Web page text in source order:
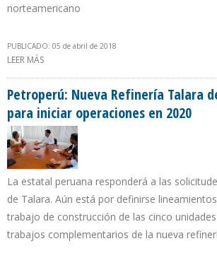
norteamericano
PUBLICADO: 05 de abril de 2018
LEER MÁS
Petroperú: Nueva Refinería Talara
para iniciar operaciones en 2020
La estatal peruana responderá a las
de Talara. Aún está por definirse
trabajo de construcción de las cinco
trabajos complementarios de la nueva